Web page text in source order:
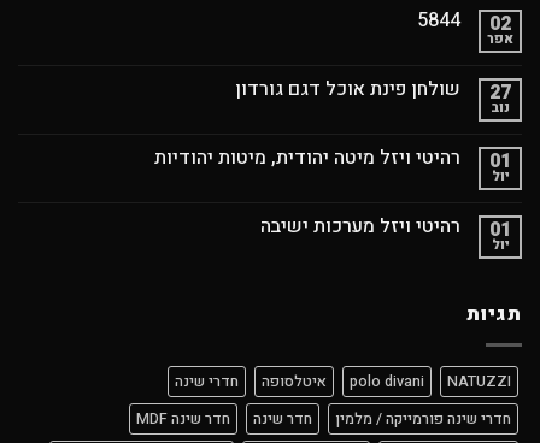
02
אפר
5844
27
נוב
שולחן פינת אוכל דגם גורדון
01
יול
רהיטי ויזל מיטה יהודית, מיטות יהודיות
01
יול
רהיטי ויזל מערכות ישיבה
תגיות
NATUZZI
polo divani איטלסופה
חדרי שינה
חדרי שינה פורמייקה / מלמין
חדר שינה
חדר שינה MDF